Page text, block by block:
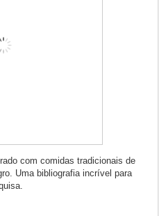
com comidas tradicionais de
Uma bibliografia incrível para